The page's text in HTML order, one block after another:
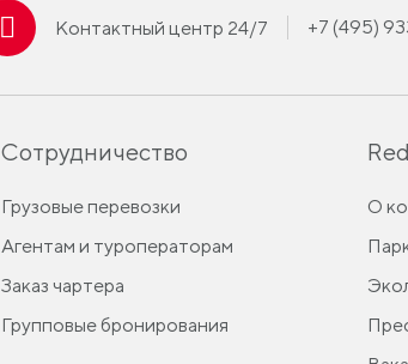
Контактный центр 24/7 +7 (495)
Сотрудничество
Грузовые перевозки
Агентам и туроператорам
Заказ чартера
Групповые бронирования
О